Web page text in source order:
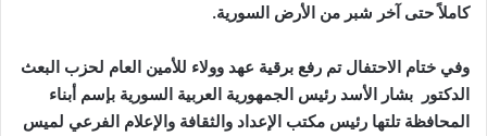
كاملاً حتى آخر شبر من الأرض السورية.
وفي ختام الاحتفال تم رفع برقية عهد وولاء للأمين العام لحزب البعث
الدكتور بشار الأسد رئيس الجمهورية العربية السورية بإسم أبناء
المحافظة تلتها رئيس مكتب الإعداد والثقافة والإعلام الفرعي لميس